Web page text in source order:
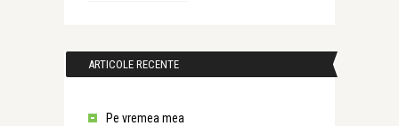
ARTICOLE RECENTE
Pe vremea mea